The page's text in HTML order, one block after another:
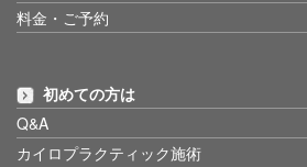
料金・ご予約
初めての方は
Q&A
カイロプラクティック施術